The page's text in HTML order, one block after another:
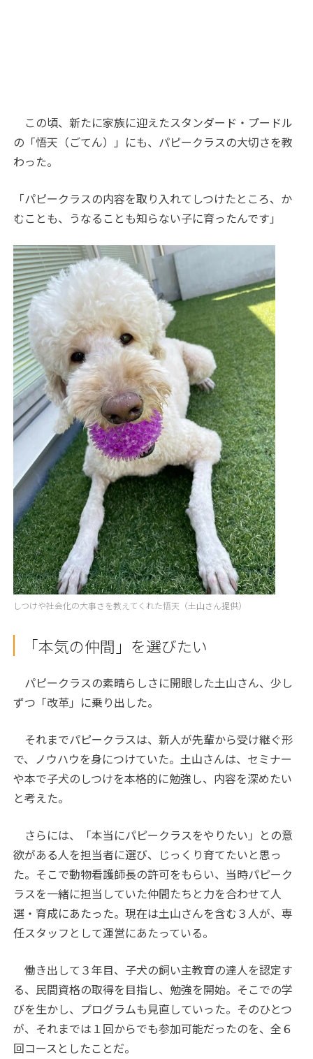
この頃、新たに家族に迎えたスタンダード・プードル
の「悟天（ごてん）」にも、パピークラスの大切さを教
わった。
「パピークラスの内容を取り入れてしつけたところ、か
むことも、うなることも知らない子に育ったんです」
しつけや社会化の大事さを教えてくれた悟天（土山さん提供）
「本気の仲間」を選びたい
パピークラスの素晴らしさに開眼した土山さん、少し
ずつ「改革」に乗り出した。
それまでパピークラスは、新人が先輩から受け継ぐ形
で、ノウハウを身につけていた。土山さんは、セミナー
や本で子犬のしつけを本格的に勉強し、内容を深めたい
と考えた。
さらには、「本当にパピークラスをやりたい」との意
欲がある人を担当者に選び、じっくり育てたいと思っ
た。そこで動物看護師長の許可をもらい、当時パピーク
ラスを一緒に担当していた仲間たちと力を合わせて人
選・育成にあたった。現在は土山さんを含む３人が、専
任スタッフとして運営にあたっている。
働き出して３年目、子犬の飼い主教育の達人を認定す
る、民間資格の取得を目指し、勉強を開始。そこでの学
びを生かし、プログラムも見直していった。そのひとつ
が、それまでは１回からでも参加可能だったのを、全６
回コースとしたことだ。